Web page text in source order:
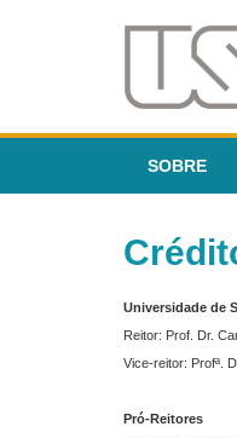
SOBRE
Universidade de
Reitor: Prof. Dr.
Vice-reitor: Profª.
Pró-Reitores